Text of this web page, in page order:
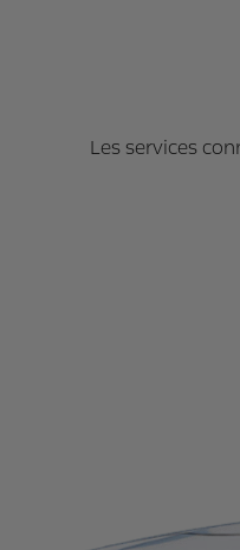
Les services